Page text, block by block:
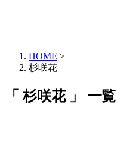
HOME >
杉咲花
「 杉咲花 」 一覧